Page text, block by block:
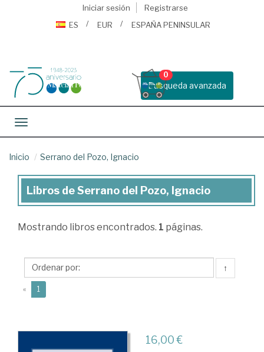
Iniciar sesión
Registrarse
ES
EUR ESPAÑA PENINSULAR
Busqueda avanzada
0
Toggle navigation
Inicio Serrano del Pozo, Ignacio
Libros
Serrano
Pozo,
Ignacio
Libros de Serrano del Pozo, Ignacio
Mostrando libros encontrados. 1 páginas.
↑
« 1
16,00 €